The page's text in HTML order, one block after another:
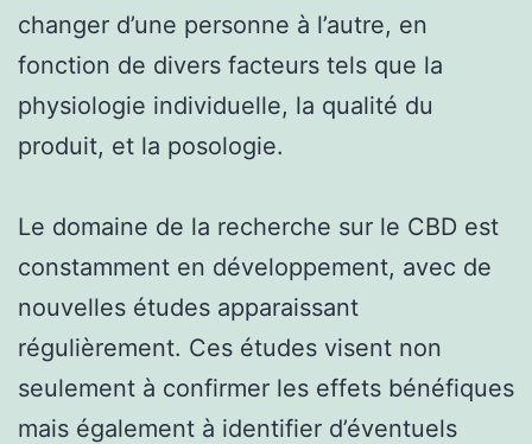
changer d’une personne à l’autre, en
fonction de divers facteurs tels que la
physiologie individuelle, la qualité du
produit, et la posologie.
Le domaine de la recherche sur le CBD est
constamment en développement, avec de
nouvelles études apparaissant
régulièrement. Ces études visent non
seulement à confirmer les effets bénéfiques
mais également à identifier d’éventuels